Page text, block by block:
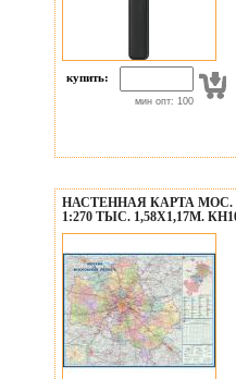
купить:
мин опт: 100
НАСТЕННАЯ КАРТА
1:270 ТЫС. 1,58Х1,17М.